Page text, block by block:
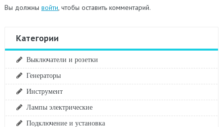
Вы должны войти , чтобы оставить комментарий.
Категории
Выключатели и розетки
Генераторы
Инструмент
Лампы электрические
Подключение и установка